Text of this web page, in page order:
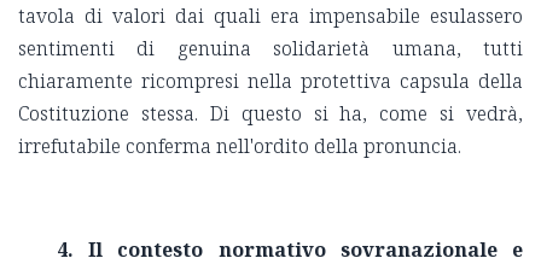
tavola di valori dai quali era impensabile esulassero
sentimenti di genuina solidarietà umana, tutti
chiaramente ricompresi nella protettiva capsula della
Costituzione stessa. Di questo si ha, come si vedrà,
irrefutabile conferma nell'ordito della pronuncia.
4. Il contesto normativo sovranazionale e